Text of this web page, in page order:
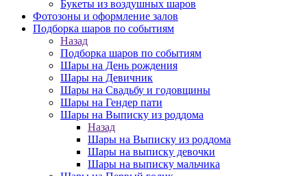
Букеты из воздушных шаров
Фотозоны и оформление залов
Подборка шаров по событиям
Назад
Подборка шаров по событиям
Шары на День рождения
Шары на Девичник
Шары на Свадьбу и годовщины
Шары на Гендер пати
Шары на Выписку из роддома
Назад
Шары на Выписку из роддома
Шары на выписку девочки
Шары на выписку мальчика